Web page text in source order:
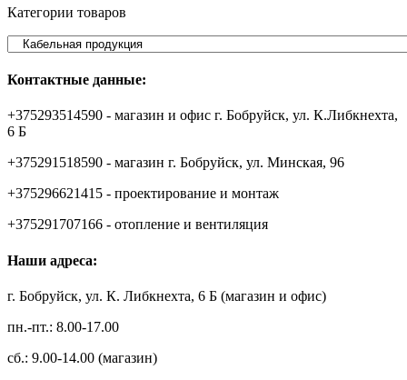
Категории товаров
Контактные данные:
+375293514590 - магазин и офис г. Бобруйск, ул. К.Либкнехта,
6 Б
+375291518590 - магазин г. Бобруйск, ул. Минская, 96
+375296621415 - проектирование и монтаж
+375291707166 - отопление и вентиляция
Наши адреса:
г. Бобруйск, ул. К. Либкнехта, 6 Б (магазин и офис)
пн.-пт.: 8.00-17.00
сб.: 9.00-14.00 (магазин)